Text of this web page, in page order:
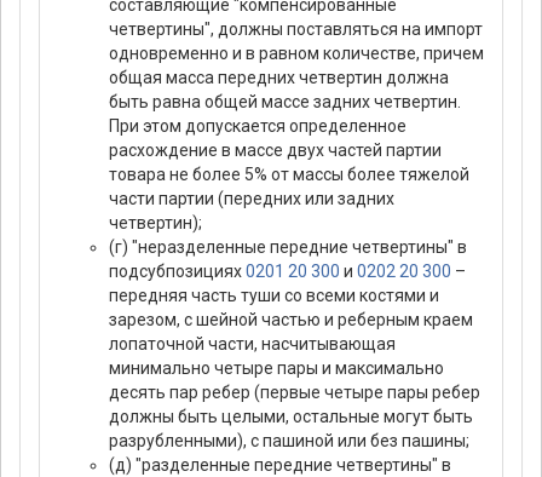
составляющие "компенсированные
четвертины", должны поставляться на импорт
одновременно и в равном количестве, причем
общая масса передних четвертин должна
быть равна общей массе задних четвертин.
При этом допускается определенное
расхождение в массе двух частей партии
товара не более 5% от массы более тяжелой
части партии (передних или задних
четвертин);
(г) "неразделенные передние четвертины" в
подсубпозициях0201 20 300 и 0202 20 300 –
передняя часть туши со всеми костями и
зарезом, с шейной частью и реберным краем
лопаточной части, насчитывающая
минимально четыре пары и максимально
десять пар ребер (первые четыре пары ребер
должны быть целыми, остальные могут быть
разрубленными), с пашиной или без пашины;
(д) "разделенные передние четвертины" в